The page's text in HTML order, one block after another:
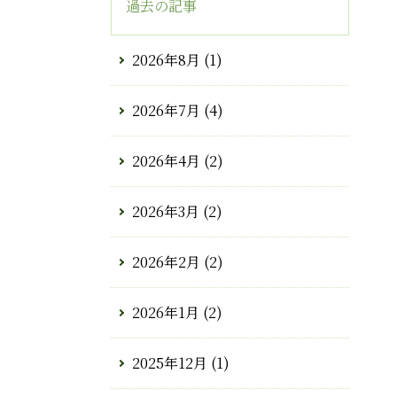
過去の記事
2026年8月 (1)
2026年7月 (4)
2026年4月 (2)
2026年3月 (2)
2026年2月 (2)
2026年1月 (2)
2025年12月 (1)